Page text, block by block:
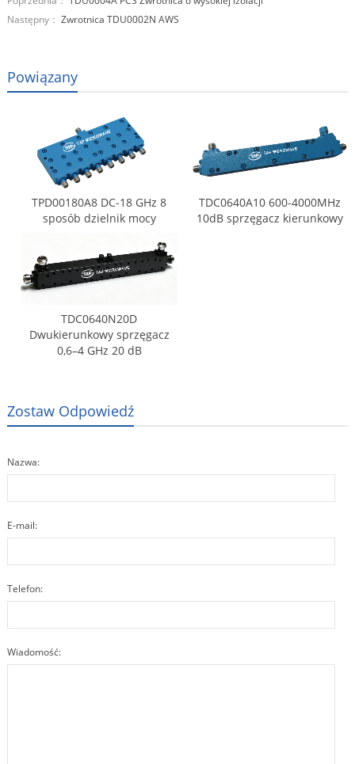
Następny： Zwrotnica TDU0002N AWS
Powiązany
TPD00180A8 DC-18 GHz 8
sposób dzielnik mocy
TDC0640A10 600-4000MHz
10dB sprzęgacz kierunkowy
TDC0640N20D
Dwukierunkowy sprzęgacz
0,6–4 GHz 20 dB
Zostaw Odpowiedź
Nazwa:
E-mail:
Telefon:
Wiadomość: